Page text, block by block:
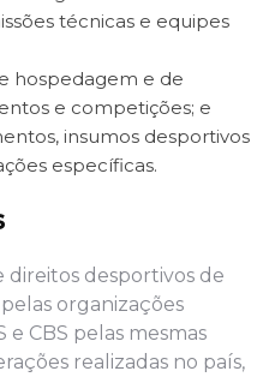
técnicas e equipes
hospedagem e de
e competições; e
insumos desportivos
específicas.
direitos desportivos de
organizações
e CBS pelas mesmas
realizadas no país,